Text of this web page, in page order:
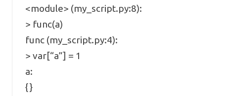
<module> (my_script.py:8):
> func(a)
func (my_script.py:4):
> var[“a”] = 1
a:
{}